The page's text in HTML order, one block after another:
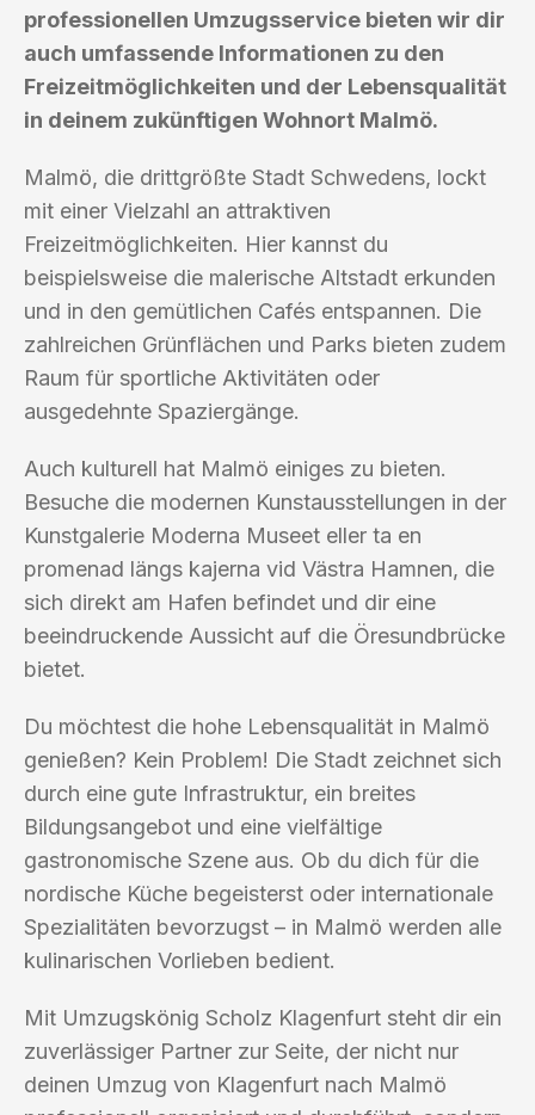
professionellen Umzugsservice bieten wir dir
auch umfassende Informationen zu den
Freizeitmöglichkeiten und der Lebensqualität
in deinem zukünftigen Wohnort Malmö.
Malmö, die drittgrößte Stadt Schwedens, lockt
mit einer Vielzahl an attraktiven
Freizeitmöglichkeiten. Hier kannst du
beispielsweise die malerische Altstadt erkunden
und in den gemütlichen Cafés entspannen. Die
zahlreichen Grünflächen und Parks bieten zudem
Raum für sportliche Aktivitäten oder
ausgedehnte Spaziergänge.
Auch kulturell hat Malmö einiges zu bieten.
Besuche die modernen Kunstausstellungen in der
Kunstgalerie Moderna Museet eller ta en
promenad längs kajerna vid Västra Hamnen, die
sich direkt am Hafen befindet und dir eine
beeindruckende Aussicht auf die Öresundbrücke
bietet.
Du möchtest die hohe Lebensqualität in Malmö
genießen? Kein Problem! Die Stadt zeichnet sich
durch eine gute Infrastruktur, ein breites
Bildungsangebot und eine vielfältige
gastronomische Szene aus. Ob du dich für die
nordische Küche begeisterst oder internationale
Spezialitäten bevorzugst – in Malmö werden alle
kulinarischen Vorlieben bedient.
Mit Umzugskönig Scholz Klagenfurt steht dir ein
zuverlässiger Partner zur Seite, der nicht nur
deinen Umzug von Klagenfurt nach Malmö